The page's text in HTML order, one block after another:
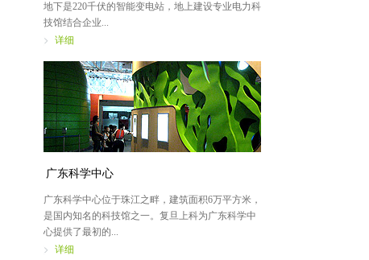
详细
地下是220千伏的智能变电站，地上建设专业电力科
技馆结合企业...
详细
广东科学中心
广东科学中心位于珠江之畔，建筑面积6万平方米，
是国内知名的科技馆之一。复旦上科为广东科学中
心提供了最初的...